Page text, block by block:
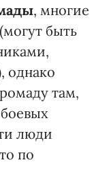
, многие
быть
однако
там,
люди
по